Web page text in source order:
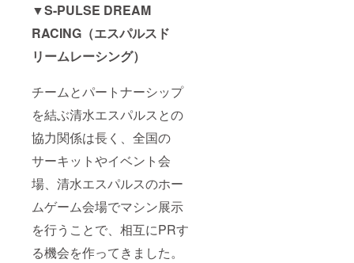
▼S-PULSE DREAM
RACING（エスパルスド
リームレーシング）
チームとパートナーシップ
を結ぶ清水エスパルスとの
協力関係は長く、全国の
サーキットやイベント会
場、清水エスパルスのホー
ムゲーム会場でマシン展示
を行うことで、相互にPRす
る機会を作ってきました。